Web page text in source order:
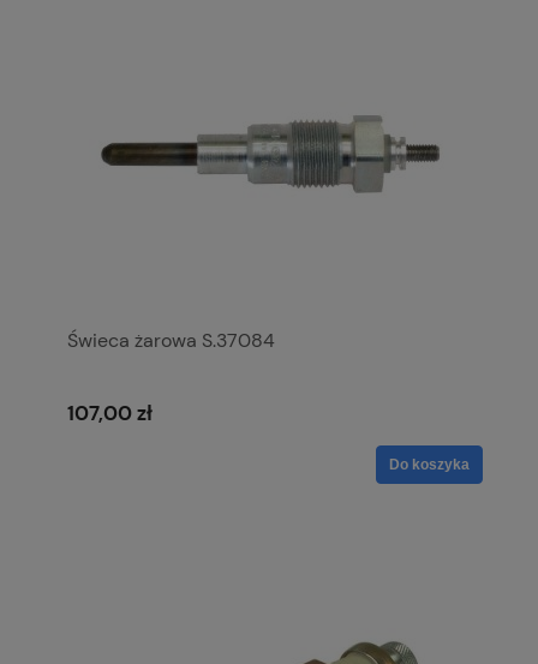
Świeca żarowa S.37084
107,00 zł
Do koszyka